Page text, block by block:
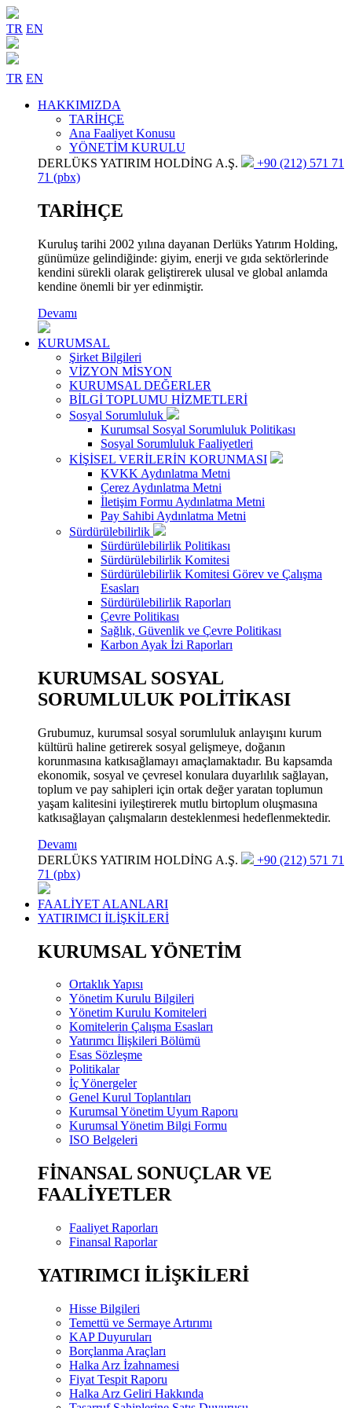
TR EN
TR EN
HAKKIMIZDA
TARİHÇE
Ana Faaliyet Konusu
YÖNETİM KURULU
DERLÜKS YATIRIM HOLDİNG A.Ş.
+90 (212) 571 71
71 (pbx)
TARİHÇE
Kuruluş tarihi 2002 yılına dayanan Derlüks Yatırım Holding,
günümüze gelindiğinde: giyim, enerji ve gıda sektörlerinde
kendini sürekli olarak geliştirerek ulusal ve global anlamda
kendine önemli bir yer edinmiştir.
Devamı
KURUMSAL
Şirket Bilgileri
VİZYON MİSYON
KURUMSAL DEĞERLER
BİLGİ TOPLUMU HİZMETLERİ
Sosyal Sorumluluk
Kurumsal Sosyal Sorumluluk Politikası
Sosyal Sorumluluk Faaliyetleri
KİŞİSEL VERİLERİN KORUNMASI
KVKK Aydınlatma Metni
Çerez Aydınlatma Metni
İletişim Formu Aydınlatma Metni
Pay Sahibi Aydınlatma Metni
Sürdürülebilirlik
Sürdürülebilirlik Politikası
Sürdürülebilirlik Komitesi
Sürdürülebilirlik Komitesi Görev ve Çalışma
Esasları
Sürdürülebilirlik Raporları
Çevre Politikası
Sağlık, Güvenlik ve Çevre Politikası
Karbon Ayak İzi Raporları
KURUMSAL SOSYAL
SORUMLULUK POLİTİKASI
Grubumuz, kurumsal sosyal sorumluluk anlayışını kurum
kültürü haline getirerek sosyal gelişmeye, doğanın
korunmasına katkısağlamayı amaçlamaktadır. Bu kapsamda
ekonomik, sosyal ve çevresel konulara duyarlılık sağlayan,
toplum ve pay sahipleri için ortak değer yaratan toplumun
yaşam kalitesini iyileştirerek mutlu birtoplum oluşmasına
katkısağlayan çalışmaların desteklenmesi hedeflenmektedir.
Devamı
DERLÜKS YATIRIM HOLDİNG A.Ş.
+90 (212) 571 71
71 (pbx)
FAALİYET ALANLARI
YATIRIMCI İLİŞKİLERİ
KURUMSAL YÖNETİM
Ortaklık Yapısı
Yönetim Kurulu Bilgileri
Yönetim Kurulu Komiteleri
Komitelerin Çalışma Esasları
Yatırımcı İlişkileri Bölümü
Esas Sözleşme
Politikalar
İç Yönergeler
Genel Kurul Toplantıları
Kurumsal Yönetim Uyum Raporu
Kurumsal Yönetim Bilgi Formu
ISO Belgeleri
FİNANSAL SONUÇLAR VE
FAALİYETLER
Faaliyet Raporları
Finansal Raporlar
YATIRIMCI İLİŞKİLERİ
Hisse Bilgileri
Temettü ve Sermaye Artırımı
KAP Duyuruları
Borçlanma Araçları
Halka Arz İzahnamesi
Fiyat Tespit Raporu
Halka Arz Geliri Hakkında